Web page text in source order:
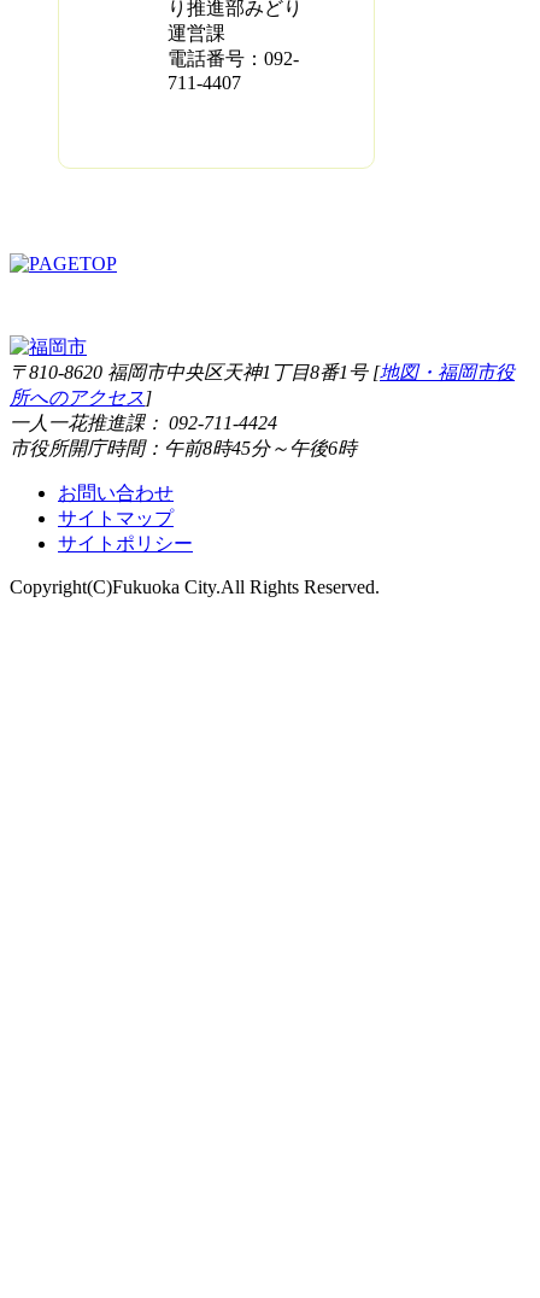
り推進部みどり
運営課
電話番号：092-
711-4407
〒810-8620 福岡市中央区天神1丁目8番1号 [地図・福岡市役
所へのアクセス]
一人一花推進課： 092-711-4424
市役所開庁時間：午前8時45分～午後6時
お問い合わせ
サイトマップ
サイトポリシー
Copyright(C)Fukuoka City.All Rights Reserved.